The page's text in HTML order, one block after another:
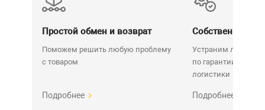
Простой обмен и возврат
Поможем решить любую проблему
с товаром
Подробнее
Собственный
Устраним любую
по гарантии. Срок
логистики
Подробнее